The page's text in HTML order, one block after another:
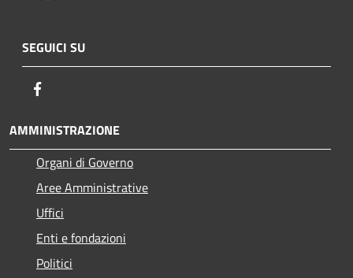
SEGUICI SU
AMMINISTRAZIONE
Organi di Governo
Aree Amministrative
Uffici
Enti e fondazioni
Politici